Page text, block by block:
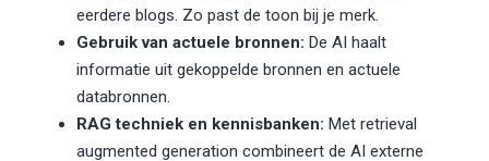
eerdere blogs. Zo past de toon bij je merk.
Gebruik van actuele bronnen: De AI haalt
informatie uit gekoppelde bronnen en actuele
databronnen.
RAG techniek en kennisbanken: Met retrieval
augmented generation combineert de AI externe